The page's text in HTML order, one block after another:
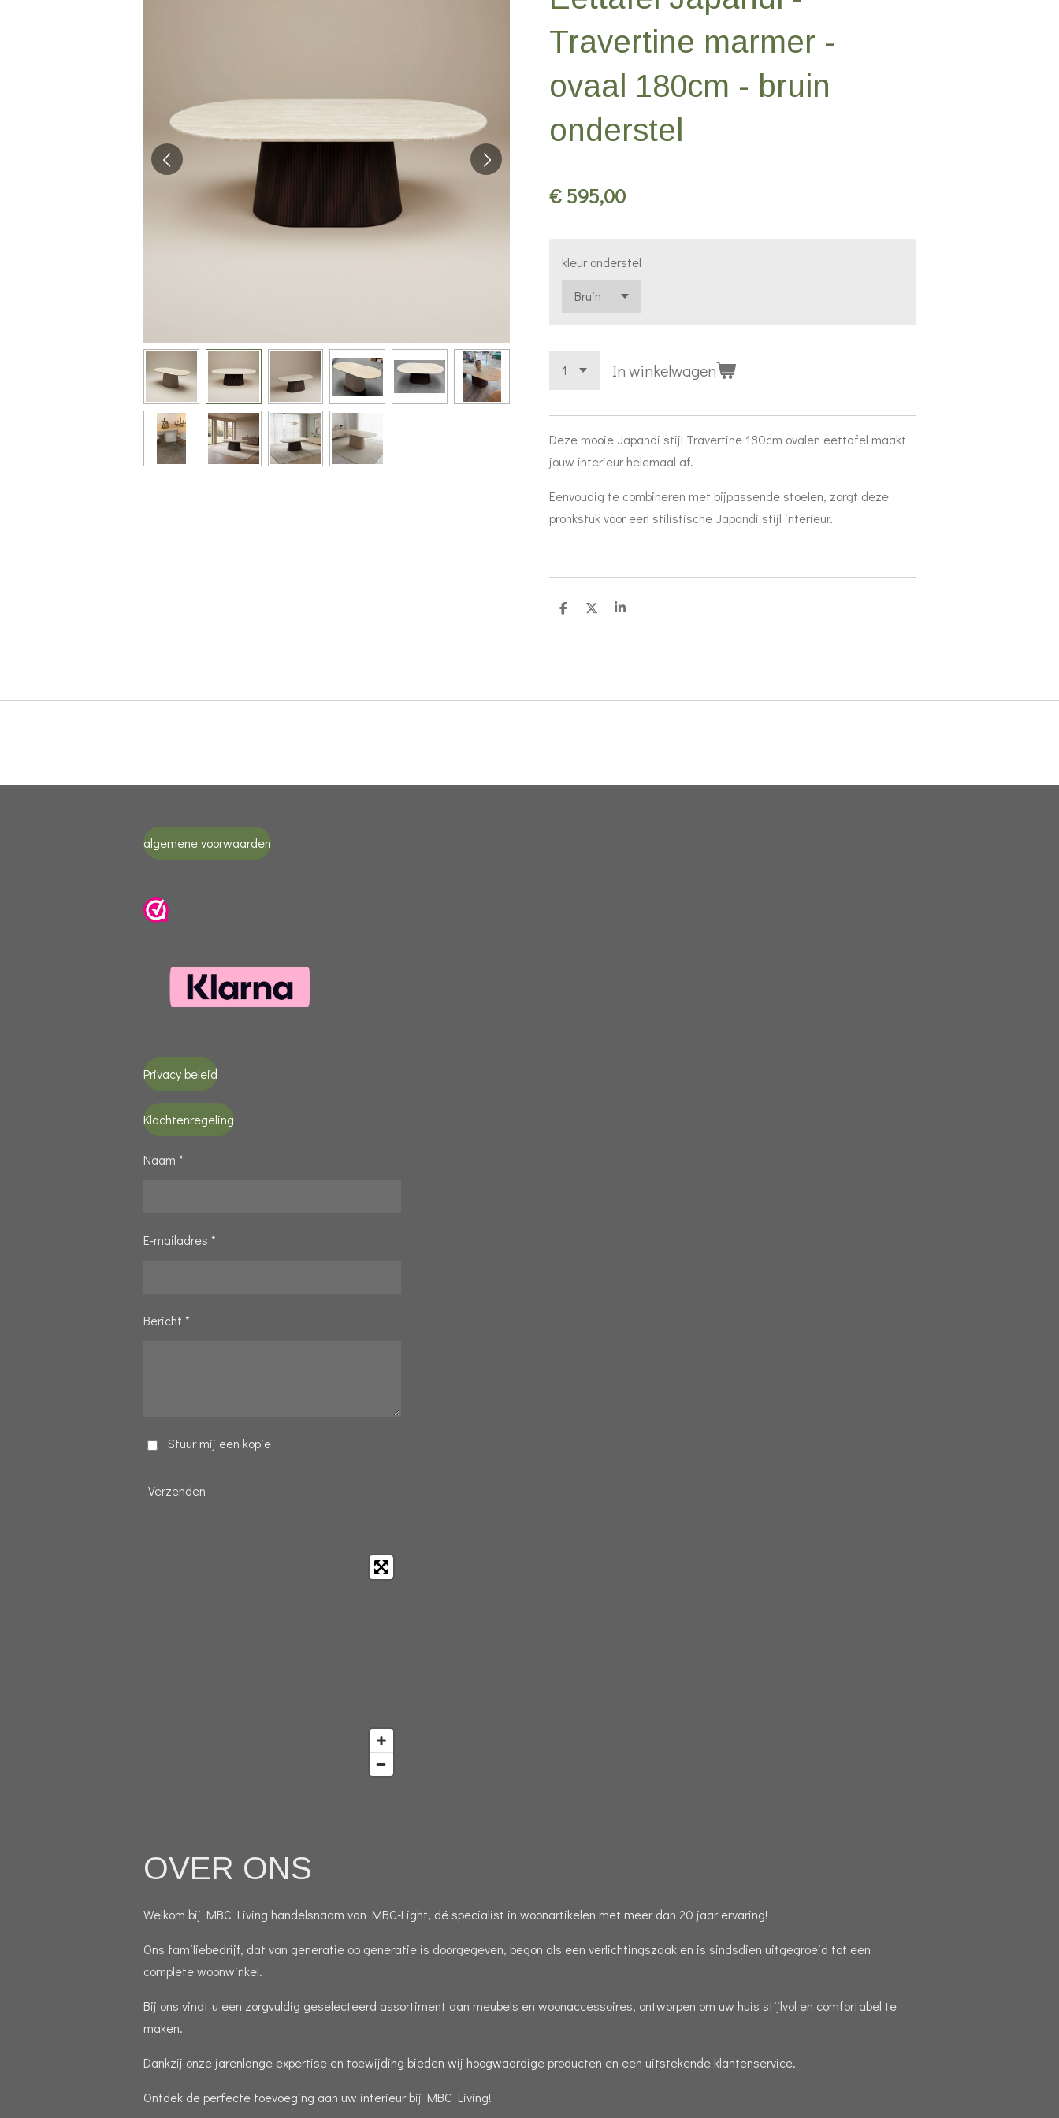
Travertine marmer -
ovaal 180cm - bruin
onderstel
€ 595,00
kleur onderstel
In winkelwagen
Deze mooie Japandi stijl Travertine 180cm ovalen eettafel maakt
jouw interieur helemaal af.
Eenvoudig te combineren met bijpassende stoelen, zorgt deze
pronkstuk voor een stilistische Japandi stijl interieur.
D
D
S
algemene voorwaarden
Privacy beleid
Klachtenregeling
Naam *
E-mailadres *
Bericht *
Stuur mij een kopie
Verzenden
OVER ONS
Welkom bij MBC Living handelsnaam van MBC-Light, dé specialist in woonartikelen met meer dan 20 jaar ervaring!
Ons familiebedrijf, dat van generatie op generatie is doorgegeven, begon als een verlichtingszaak en is sindsdien uitgegroeid tot een
complete woonwinkel.
Bij ons vindt u een zorgvuldig geselecteerd assortiment aan meubels en woonaccessoires, ontworpen om uw huis stijlvol en comfortabel te
maken.
Dankzij onze jarenlange expertise en toewijding bieden wij hoogwaardige producten en een uitstekende klantenservice.
Ontdek de perfecte toevoeging aan uw interieur bij MBC Living!